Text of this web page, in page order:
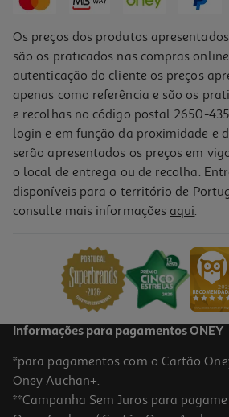
Os preços dos produtos
são os praticados nas compras
autenticação do cliente os preços
apenas como referência e são os
e recolhas no código postal 2650-
login e em função da proximidade e
serão apresentados os preços em
o local de entrega ou de recolha.
disponíveis para o território de
consulte mais informações aqui.
Informações para pagamentos ONEY
*para pagamentos com o Cartão
Oney Auchan+.
**Campanha Sem Juros para